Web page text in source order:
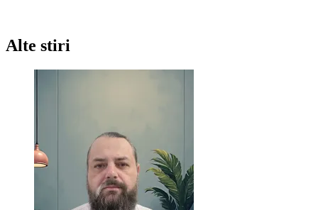
Quantic
Alte stiri